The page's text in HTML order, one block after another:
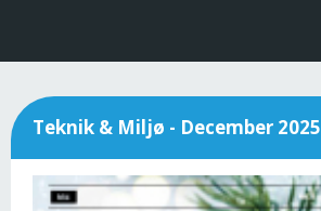
Teknik & Miljø - December 2025